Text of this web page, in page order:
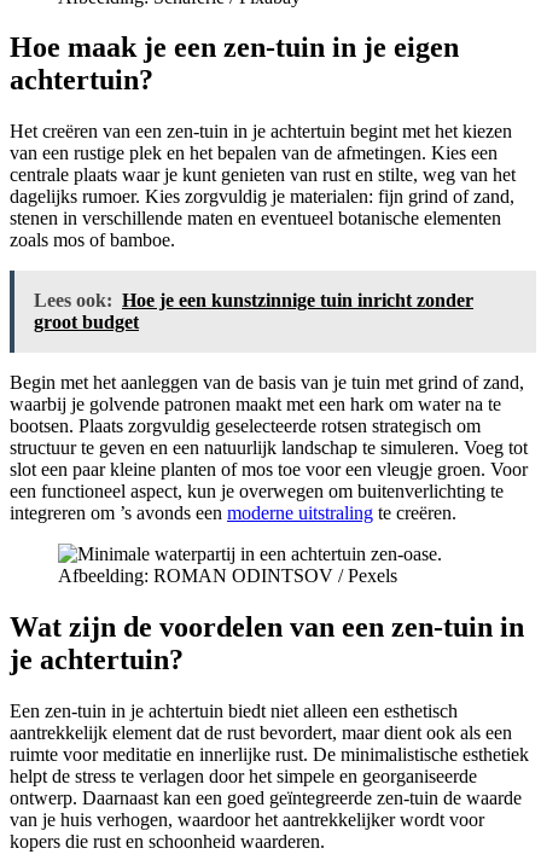
Hoe maak je een zen-tuin in je eigen
achtertuin?
Het creëren van een zen-tuin in je achtertuin begint met het kiezen
van een rustige plek en het bepalen van de afmetingen. Kies een
centrale plaats waar je kunt genieten van rust en stilte, weg van het
dagelijks rumoer. Kies zorgvuldig je materialen: fijn grind of zand,
stenen in verschillende maten en eventueel botanische elementen
zoals mos of bamboe.
Lees ook: Hoe je een kunstzinnige tuin inricht zonder
groot budget
Begin met het aanleggen van de basis van je tuin met grind of zand,
waarbij je golvende patronen maakt met een hark om water na te
bootsen. Plaats zorgvuldig geselecteerde rotsen strategisch om
structuur te geven en een natuurlijk landschap te simuleren. Voeg tot
slot een paar kleine planten of mos toe voor een vleugje groen. Voor
een functioneel aspect, kun je overwegen om buitenverlichting te
integreren om ’s avonds een moderne uitstraling te creëren.
Afbeelding: ROMAN ODINTSOV / Pexels
Wat zijn de voordelen van een zen-tuin in
je achtertuin?
Een zen-tuin in je achtertuin biedt niet alleen een esthetisch
aantrekkelijk element dat de rust bevordert, maar dient ook als een
ruimte voor meditatie en innerlijke rust. De minimalistische esthetiek
helpt de stress te verlagen door het simpele en georganiseerde
ontwerp. Daarnaast kan een goed geïntegreerde zen-tuin de waarde
van je huis verhogen, waardoor het aantrekkelijker wordt voor
kopers die rust en schoonheid waarderen.